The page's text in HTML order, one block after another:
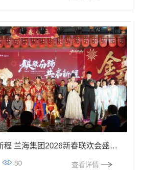
80 查看详情